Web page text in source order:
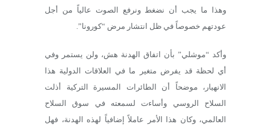
وهذا ما يجب أن نضغط ونرفع الصوت عالياً من أجل
عودتهم خصوصاً في ظل انتشار مرض “كورونا”.
وأكد “موشلي” بأن اتفاق الهدنة هش، ولن يستمر وفي
أي لحظة قد يفرض متغير ما في العلاقات الدولية هذا
الانهيار، موضحاً أن الطائرات المسيرة التركية أذلت
السلاح الروسي وأساءت لسمعته في سوق السلاح
العالمي، وكان هذا الأمر عاملاً إضافياً لهذه الهدنة، فهل